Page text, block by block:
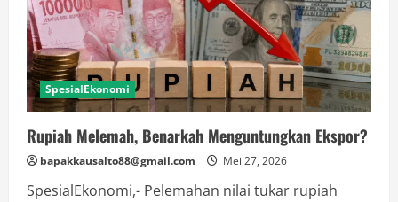
SpesialEkonomi
Rupiah Melemah, Benarkah Menguntungkan Ekspor?
bapakkausalto88@gmail.com Mei 27, 2026
SpesialEkonomi,- Pelemahan nilai tukar rupiah